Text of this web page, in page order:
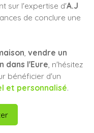
sur l'expertise d'A.J
de conclure une
, vendre un
dans l'Eure, n'hésitez
bénéficier d'un
et personnalisé.